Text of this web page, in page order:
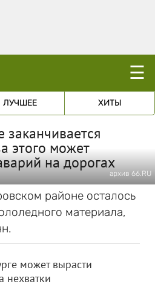
☰
ЛУЧШЕЕ ХИТЫ
заканчивается
этого может
на дорогах
архив 66.RU
районе осталось
материала,
может вырасти
нехватки